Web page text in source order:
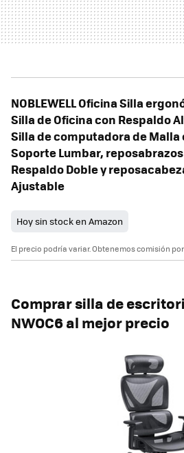
NOBLEWELL Oficina Silla
Silla de Oficina con Respaldo
Silla de computadora de Malla
Soporte Lumbar, reposabrazos
Respaldo Doble y
Ajustable
Hoy sin stock en Amazon
El precio podría variar. Obtenemos comisión
Comprar silla de
NWOC6 al mejor precio